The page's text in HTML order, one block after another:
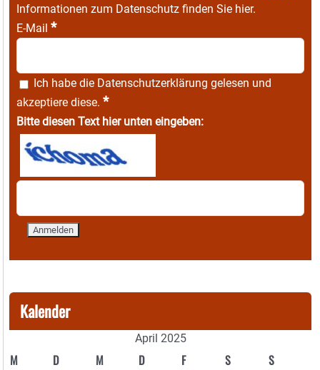
Informationen zum Datenschutz finden Sie hier.
E-Mail *
Ich habe die Datenschutzerklärung gelesen und
akzeptiere diese. *
Bitte diesen Text hier unten eingeben:
Kalender
April 2025
M D M D F S S